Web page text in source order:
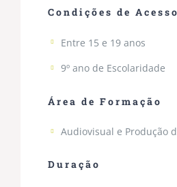
Condições de Acesso
Entre 15 e 19 anos
9º ano de Escolaridade
Área de Formação
Audiovisual e Produção
Duração